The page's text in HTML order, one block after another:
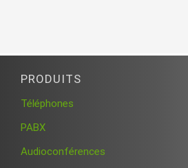
PRODUITS
Téléphones
PABX
Audioconférences